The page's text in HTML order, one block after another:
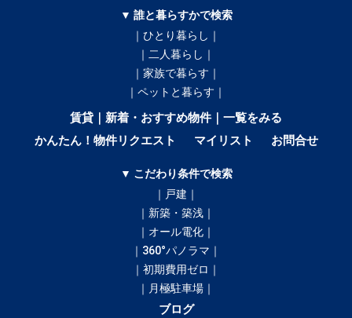
▼ 誰と暮らすかで検索
｜ひとり暮らし｜
｜二人暮らし｜
｜家族で暮らす｜
｜ペットと暮らす｜
賃貸｜新着・おすすめ物件｜一覧をみる
かんたん！物件リクエスト
マイリスト お問合せ
▼ こだわり条件で検索
｜戸建｜
｜新築・築浅｜
｜オール電化｜
｜360°パノラマ｜
｜初期費用ゼロ｜
｜月極駐車場｜
ブログ